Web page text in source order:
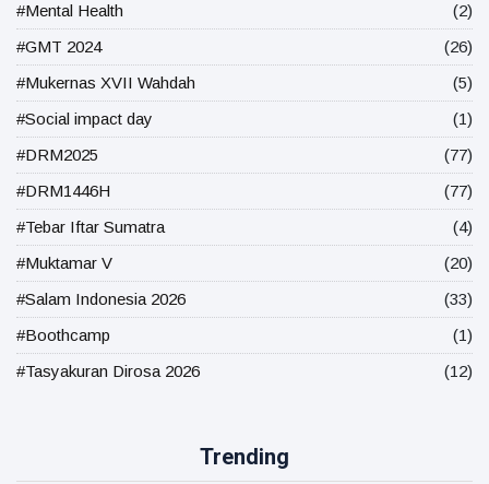
#Mental Health
(2)
#GMT 2024
(26)
#Mukernas XVII Wahdah
(5)
#Social impact day
(1)
#DRM2025
(77)
#DRM1446H
(77)
#Tebar Iftar Sumatra
(4)
#Muktamar V
(20)
#Salam Indonesia 2026
(33)
#Boothcamp
(1)
#Tasyakuran Dirosa 2026
(12)
Trending